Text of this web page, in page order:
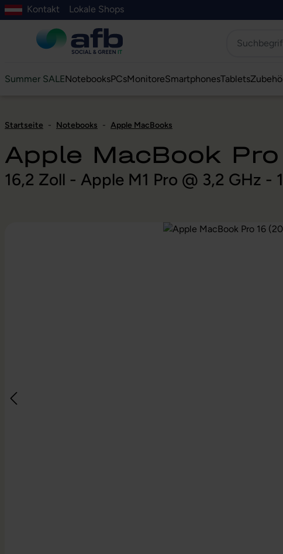
springen
Suche springen
Zur Hauptnavigation springen
Zur Navigation der B2B-Plattform springen
Kontakt Lokale Shops
Summer SALENotebooksPCsMonitoreSmartphonesTablets
Startseite - Notebooks - Apple MacBooks
Apple MacBook
16,2 Zoll - Apple M1 Pro @ 3,2 GHz -